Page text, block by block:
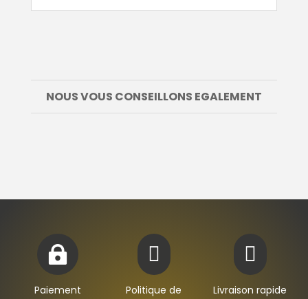
NOUS VOUS CONSEILLONS EGALEMENT

Paiement

Politique de

Livraison rapide